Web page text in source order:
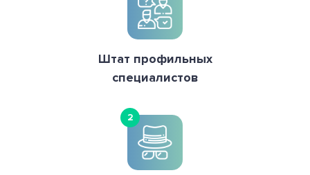
Штат профильных
специалистов
2